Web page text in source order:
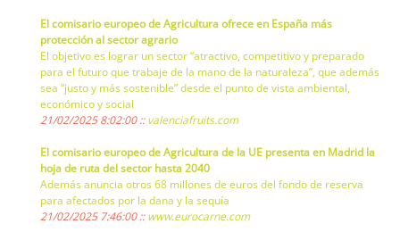
El comisario europeo de Agricultura ofrece en España más
protección al sector agrario
El objetivo es lograr un sector “atractivo, competitivo y preparado
para el futuro que trabaje de la mano de la naturaleza”, que además
sea “justo y más sostenible” desde el punto de vista ambiental,
económico y social
21/02/2025 8:02:00 ::valenciafruits.com
El comisario europeo de Agricultura de la UE presenta en Madrid la
hoja de ruta del sector hasta 2040
Además anuncia otros 68 millones de euros del fondo de reserva
para afectados por la dana y la sequía
21/02/2025 7:46:00 ::www.eurocarne.com